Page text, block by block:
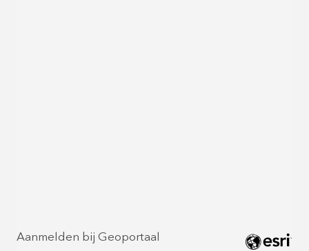
Aanmelden bij Geoportaal